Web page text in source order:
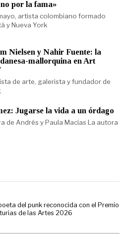
por la fama»
artista colombiano formado
y Nueva York
Nielsen y Nahir Fuente: la
mallorquina en Art
de arte, galerista y fundador de
Jugarse la vida a un órdago
de Andrés y Paula Macías La autora
del punk reconocida con el Premio
de las Artes 2026